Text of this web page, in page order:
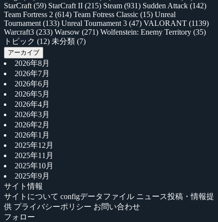
StarCraft (59) StarCraft II (215) Steam (931) Sudden Attack (142)
Team Fortress 2 (614) Team Fotress Classic (15) Unreal
Tournament (133) Unreal Tournament 3 (47) VALORANT (1139)
Warcraft3 (233) Warsow (271) Wolfenstein: Enemy Territory (35)
トピック (12) 未分類 (7)
アーカイブ
2026年8月
2026年7月
2026年6月
2026年5月
2026年4月
2026年3月
2026年2月
2026年1月
2025年12月
2025年11月
2025年10月
2025年9月
サイト情報
サイトについて configデータファイル ニュース投稿・情報提
供 プライバシーポリシー お問い合わせ
フォロー